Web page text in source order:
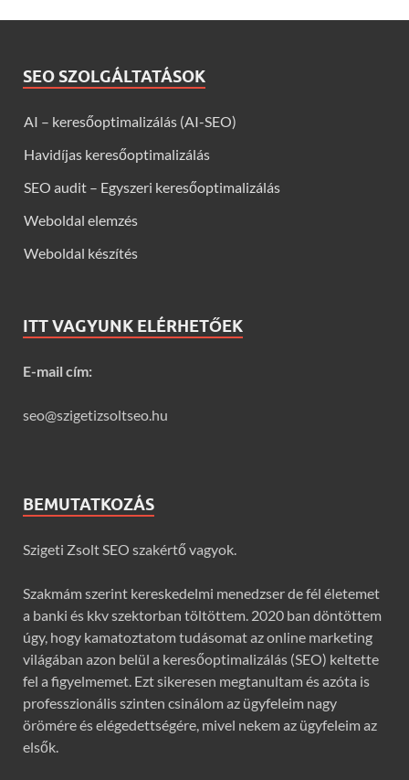
SEO SZOLGÁLTATÁSOK
AI – keresőoptimalizálás (AI-SEO)
Havidíjas keresőoptimalizálás
SEO audit – Egyszeri keresőoptimalizálás
Weboldal elemzés
Weboldal készítés
ITT VAGYUNK ELÉRHETŐEK
E-mail cím:
seo@szigetizsoltseo.hu
BEMUTATKOZÁS
Szigeti Zsolt SEO szakértő vagyok.
Szakmám szerint kereskedelmi menedzser de fél életemet
a banki és kkv szektorban töltöttem. 2020 ban döntöttem
úgy, hogy kamatoztatom tudásomat az online marketing
világában azon belül a keresőoptimalizálás (SEO) keltette
fel a figyelmemet. Ezt sikeresen megtanultam és azóta is
professzionális szinten csinálom az ügyfeleim nagy
örömére és elégedettségére, mivel nekem az ügyfeleim az
elsők.